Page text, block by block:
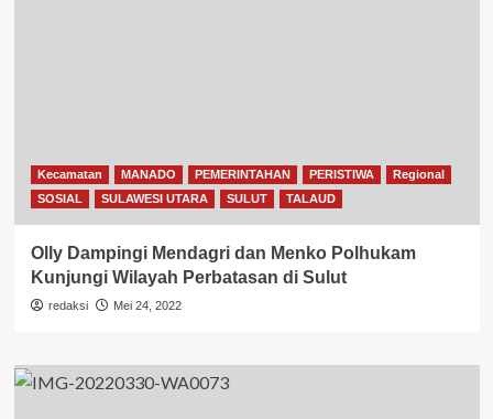
Kecamatan MANADO PEMERINTAHAN PERISTIWA
Regional
SOSIAL
SULAWESI UTARA SULUT TALAUD
Olly Dampingi Mendagri dan Menko Polhukam
Kunjungi Wilayah Perbatasan di Sulut
redaksi Mei 24, 2022